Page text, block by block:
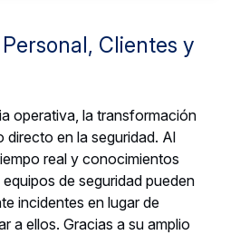
Clientes y
operativa, la transformación
directo en la seguridad. Al
real y conocimientos
de seguridad pueden
incidentes en lugar de
a ellos. Gracias a su amplio